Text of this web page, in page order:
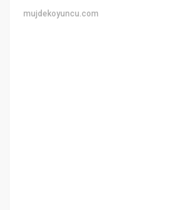
mujdekoyuncu.com